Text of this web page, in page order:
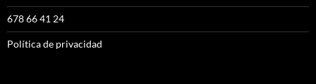
678 66 41 24
Política de privacidad